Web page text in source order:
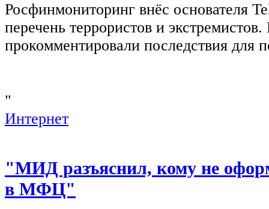
Росфинмониторинг внёс основателя
перечень террористов и
прокомментировали последствия для
"
Интернет
"МИД разъяснил, кому не
в МФЦ"